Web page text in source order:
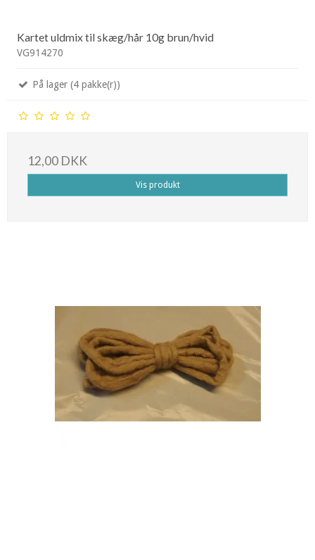
Kartet uldmix til skæg/hår 10g brun/hvid
VG914270
På lager (4 pakke(r))
12,00 DKK
Vis produkt